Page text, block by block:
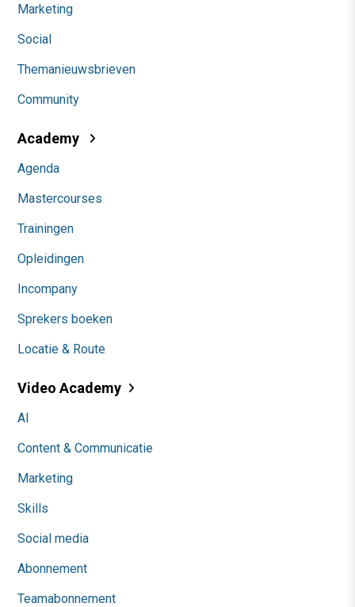
Marketing
Social
Themanieuwsbrieven
Community
Academy
Agenda
Mastercourses
Trainingen
Opleidingen
Incompany
Sprekers boeken
Locatie & Route
Video Academy
AI
Content & Communicatie
Marketing
Skills
Social media
Abonnement
Teamabonnement